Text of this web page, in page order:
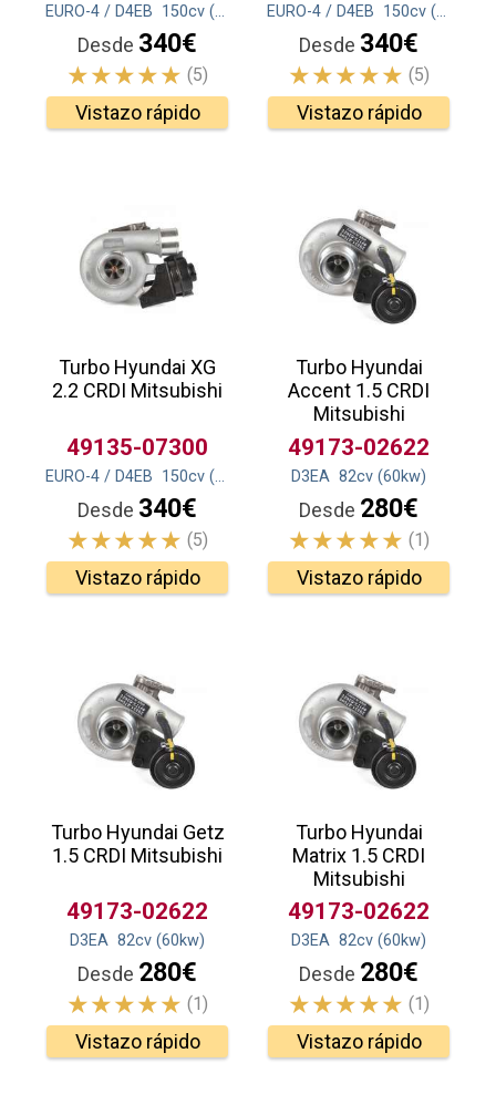
EURO-4 / D4EB 150cv (110
Desde 340€
(5)
Vistazo rápido
EURO-4 / D4EB 150cv (110
Desde 340€
(5)
Vistazo rápido
Turbo Hyundai XG
2.2 CRDI Mitsubishi
49135-07300
EURO-4 / D4EB 150cv (110
Desde 340€
(5)
Vistazo rápido
Turbo Hyundai
Accent 1.5 CRDI
Mitsubishi
49173-02622
D3EA 82cv (60kw)
Desde 280€
(1)
Vistazo rápido
Turbo Hyundai Getz
1.5 CRDI Mitsubishi
49173-02622
D3EA 82cv (60kw)
Desde 280€
(1)
Vistazo rápido
Turbo Hyundai
Matrix 1.5 CRDI
Mitsubishi
49173-02622
D3EA 82cv (60kw)
Desde 280€
(1)
Vistazo rápido